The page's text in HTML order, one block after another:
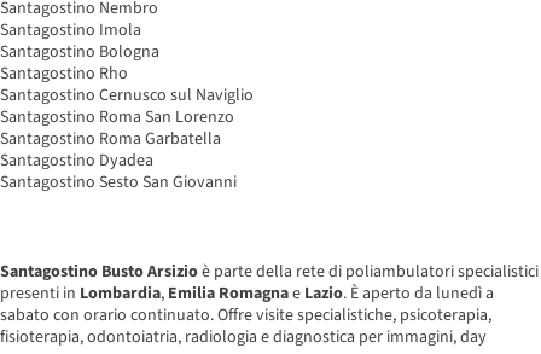
Santagostino Nembro
Santagostino Imola
Santagostino Bologna
Santagostino Rho
Santagostino Cernusco sul Naviglio
Santagostino Roma San Lorenzo
Santagostino Roma Garbatella
Santagostino Dyadea
Santagostino Sesto San Giovanni
Santagostino Busto Arsizioè parte della rete di poliambulatori specialistici
presenti in Lombardia, Emilia Romagnae Lazio. È aperto da lunedì a
sabato con orario continuato. Offre visite specialistiche, psicoterapia,
fisioterapia, odontoiatria, radiologia e diagnostica per immagini, day